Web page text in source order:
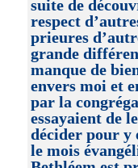
suite de
respect
prieures
grande
manque de
envers moi et
par la
essayaient de
décider pour y
le mois